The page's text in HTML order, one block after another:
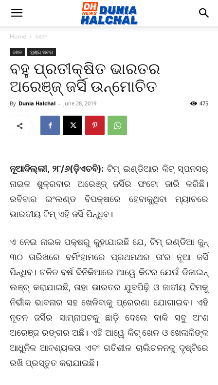
Home ଖେଳ
ଖେଳ ମୁଖ୍ୟ ଖବର
ବହୁ ପ୍ରତୀକ୍ଷିତ ଭାରତର
ଅରେଞ୍ଜ୍ ଜର୍ସି ଉନ୍ମୋଚିତ
By Dunia Halchal - June 28, 2019 475
ନୂଆଦିଲ୍ଲୀ, ୨୮/୬(ଡ଼ିଏଚବି): ଟିମ୍ ଇଣ୍ଡିଆର କିଟ୍ ସ୍ପନସର୍
ନାଇକ ଶୁକ୍ରବାର ଅରେଞ୍ଜ୍ ଜର୍ସିର ଫଟୋ ଜାରି କରିଛି।
ରବିବାର ଇଂଲଣ୍ଡ ବିପକ୍ଷରେ ହେବାକୁଥିବା ମ୍ୟାଚରେ
ଭାରତୀୟ ଟିମ୍ ଏହି ଜର୍ସି ପିନ୍ଧିବ।
ଏ ନେଇ ନାଇକ ପକ୍ଷରୁ କୁହାଯାଇଛି ଯେ, ଟିମ୍ ଇଣ୍ଡିଆ ଜୁନ୍
୩୦ ତାରିଖରେ ବର୍ମିଂହାମରେ ପ୍ରଥମଥର ତା’ର ନୂଆ ଜର୍ସି
ପିନ୍ଧିବ। ଚଳିତ ବର୍ଷ ଦିନିକିଆରେ ଆୱେ କିଟର ଯେଉଁ ଡିଜାଇନ୍
ଲଞ୍ଚ୍ କରାଯାଇଛି, ତାହା ଭାରତର ଯୁବପିଢ଼ି ଓ ଜାତୀୟ ଟିମକୁ
ନିର୍ଭୀକ ଭାବନାର ସହ ଖେଳିବାକୁ ପ୍ରେରଣା ଯୋଗାଇବ। ଏହି
ନୂତନ ଜର୍ସିର ସାମ୍ନାପଟକୁ ଛାଡ଼ି ଦେଲେ ବାକି ସବୁ ଅଂଶ
ଅରେଞ୍ଜ ରଙ୍ଗର ଅଛି। ଏହି ଆୱେ କିଟ୍ ଖେଳ ଓ ଖେଳାଳିଙ୍କ
ଆଧୁନିକ ଆବଶ୍ୟକତା ଏବଂ ଗତିଶୀଳ ଚାଲିଚଳନକୁ ଦୃଷ୍ଟିରେ
ରଖି ପ୍ରସ୍ତୁତ କରାଯାଇଛି।